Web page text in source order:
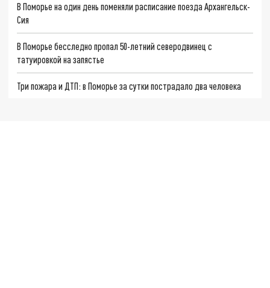
В Поморье на один день поменяли расписание поезда Архангельск-
Сия
В Поморье бесследно пропал 50-летний северодвинец с
татуировкой на запястье
Три пожара и ДТП: в Поморье за сутки пострадало два человека